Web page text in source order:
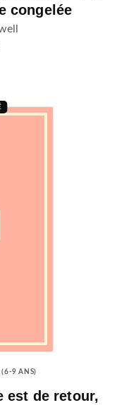
congelée
(6-9 ANS)
est de retour,